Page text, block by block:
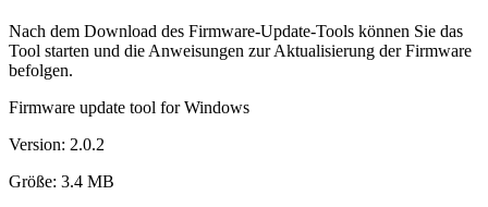
Nach dem Download des Firmware-Update-Tools können Sie das
Tool starten und die Anweisungen zur Aktualisierung der Firmware
befolgen.
Firmware update tool for Windows
Version: 2.0.2
Größe: 3.4 MB